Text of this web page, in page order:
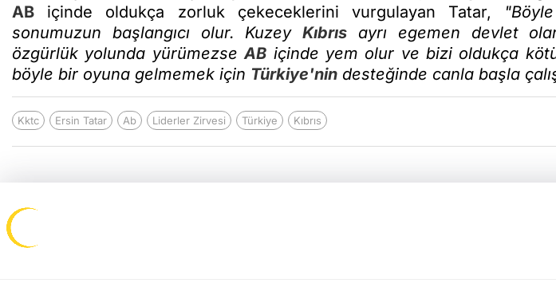
AB içinde oldukça zorluk çekeceklerini vurgulayan Tatar,
sonumuzun başlangıcı olur. KuzeyKıbrıs ayrı egemen devlet
özgürlük yolunda yürümezseAB içinde yem olur ve bizi oldukça
böyle bir oyuna gelmemek için Türkiye'nin desteğinde canla başla
Kktc Ersin Tatar Ab Liderler Zirvesi Türkiye Kıbrıs